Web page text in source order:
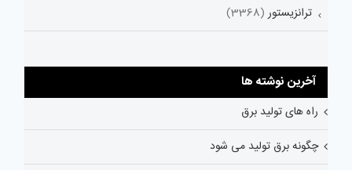
ترانزیستور (3368)
آخرین نوشته ها
راه های تولید برق
چگونه برق تولید می شود